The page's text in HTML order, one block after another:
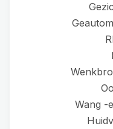
Wang -